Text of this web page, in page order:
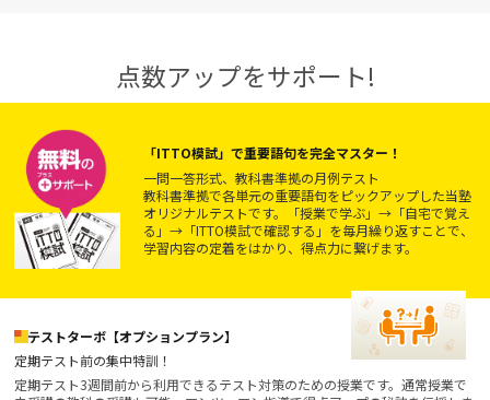
点数アップをサポート!
「ITTO模試」で重要語句を完全マスター！
一問一答形式、教科書準拠の月例テスト
教科書準拠で各単元の重要語句をピックアップした当塾
オリジナルテストです。「授業で学ぶ」→「自宅で覚え
る」→「ITTO模試で確認する」を毎月繰り返すことで、
学習内容の定着をはかり、得点力に繋げます。
テストターボ【オプションプラン】
定期テスト前の集中特訓！
定期テスト3週間前から利用できるテスト対策のための授業です。通常授業で